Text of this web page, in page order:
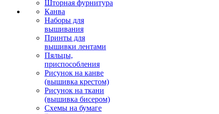
Шторная фурнитура
Канва
Наборы для
вышивания
Принты для
вышивки лентами
Пяльцы,
приспособления
Рисунок на канве
(вышивка крестом)
Рисунок на ткани
(вышивка бисером)
Схемы на бумаге